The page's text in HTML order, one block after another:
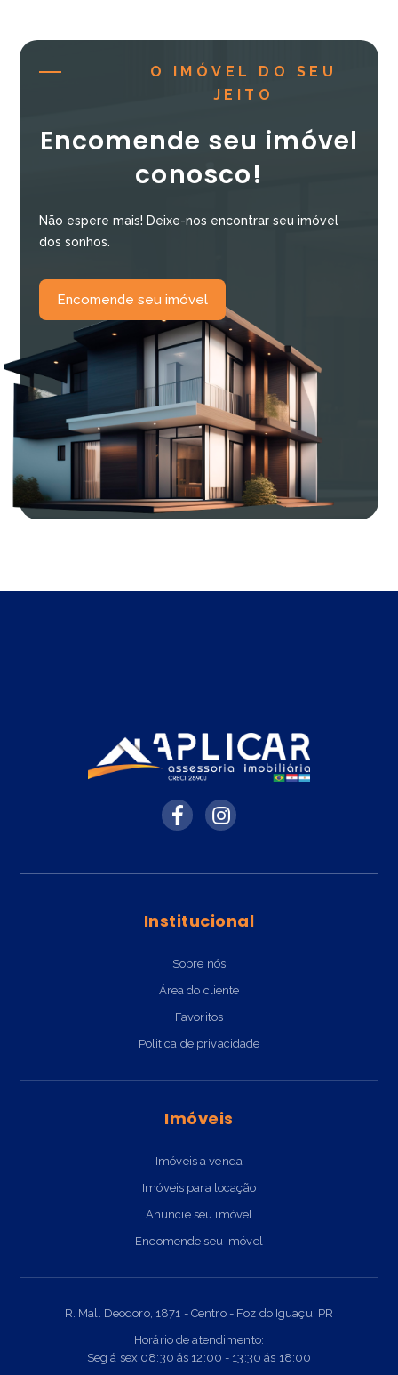
O IMÓVEL DO SEU
JEITO
Encomende seu imóvel
conosco!
Não espere mais! Deixe-nos encontrar seu imóvel
dos sonhos.
Encomende seu imóvel
Institucional
Sobre nós
Área do cliente
Favoritos
Politica de privacidade
Imóveis
Imóveis a venda
Imóveis para locação
Anuncie seu imóvel
Encomende seu Imóvel
R. Mal. Deodoro, 1871 - Centro - Foz do Iguaçu, PR
Horário de atendimento:
Seg á sex 08:30 ás 12:00 - 13:30 ás 18:00